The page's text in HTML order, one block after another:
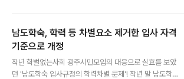
남도학숙, 학력 등 차별요소 제거한 입사 자격
기준으로 개정
작년 학벌없는사회 광주시민모임의 대응으로 실효를 보았
던 '남도학숙 입사규정의 학력차별 문제'! 작년 말 남도학숙